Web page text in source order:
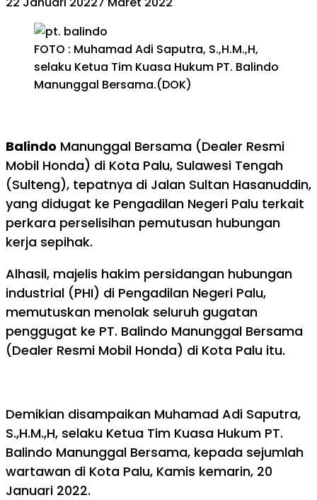
FOTO : Muhamad Adi Saputra, S.,H.M.,H,
selaku Ketua Tim Kuasa Hukum PT. Balindo
Manunggal Bersama.(DOK)
Balindo Manunggal Bersama (Dealer Resmi
Mobil Honda) di Kota Palu, Sulawesi Tengah
(Sulteng), tepatnya di Jalan Sultan Hasanuddin,
yang didugat ke Pengadilan Negeri Palu terkait
perkara perselisihan pemutusan hubungan
kerja sepihak.
Alhasil, majelis hakim persidangan hubungan
industrial (PHI) di Pengadilan Negeri Palu,
memutuskan menolak seluruh gugatan
penggugat ke PT. Balindo Manunggal Bersama
(Dealer Resmi Mobil Honda) di Kota Palu itu.
Demikian disampaikan Muhamad Adi Saputra,
S.,H.M.,H, selaku Ketua Tim Kuasa Hukum PT.
Balindo Manunggal Bersama, kepada sejumlah
wartawan di Kota Palu, Kamis kemarin, 20
Januari 2022.